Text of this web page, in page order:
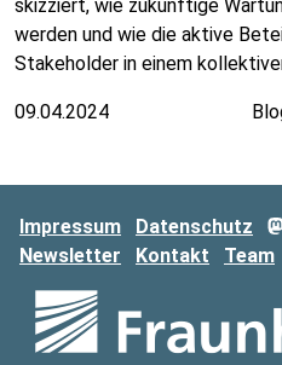
skizziert, wie zukünftige
werden und wie die aktive
Stakeholder in einem
09.04.2024
Impressum Datenschutz
Newsletter
Kontakt Team